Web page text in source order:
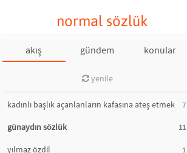
normal sözlük
akış gündem konular
yenile
kadınlı başlık açanlanların kafasına ateş etmek 7
günaydın sözlük 11
yılmaz özdil 1